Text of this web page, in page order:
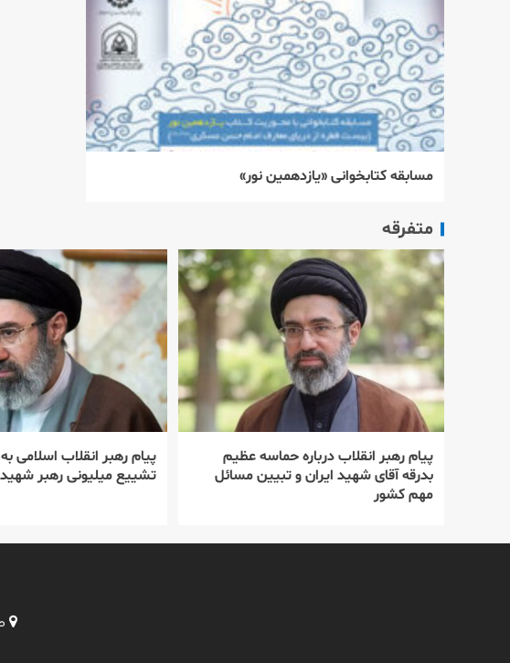
مسابقه كتابخوانی «یازدهمین نور»
متفرقه
پیام رهبر انقلاب درباره حماسه عظیم
بدرقه آقای شهید ایران و تبیین مسائل
مهم کشور
پیام رهبر انقلاب اسلامی
تشییع میلیونی رهبر شهید